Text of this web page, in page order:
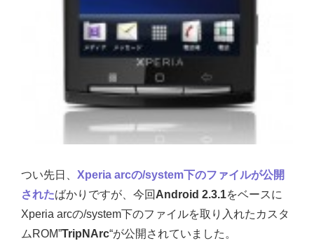
つい先日、 Xperia arcの/system下のファイルが公開
されたばかりですが、今回 Android 2.3.1をベースに
Xperia arcの/system下のファイルを取り入れたカスタ
ムROM”TripNArc“が公開されていました。